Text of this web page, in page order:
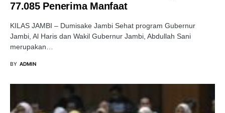
77.085 Penerima Manfaat
KILAS JAMBI – Dumisake Jambi Sehat program Gubernur
Jambi, Al Haris dan Wakil Gubernur Jambi, Abdullah Sani
merupakan…
BY ADMIN